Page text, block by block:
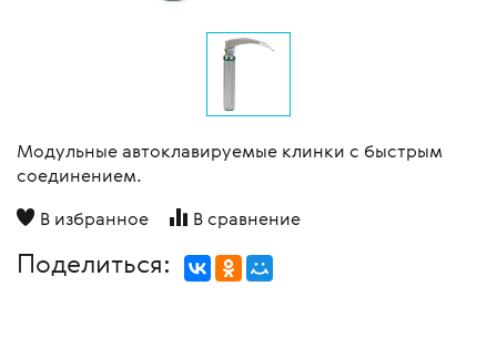
Модульные автоклавируемые клинки с быстрым
соединением.
В избранное
В сравнение
Поделиться: